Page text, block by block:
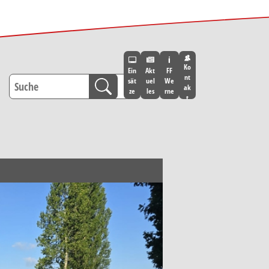
Ein
sät
ze
Akt
uel
les
FF
We
rne
Ko
nt
ak
t